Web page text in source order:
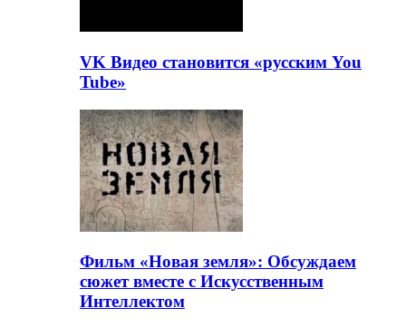
VK Видео становится «русским You
Tube»
Фильм «Новая земля»: Обсуждаем
сюжет вместе с Искусственным
Интеллектом